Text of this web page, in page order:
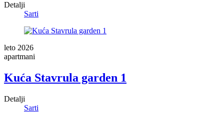
Detalji
Sarti
leto 2026
apartmani
Kuća Stavrula garden 1
Detalji
Sarti